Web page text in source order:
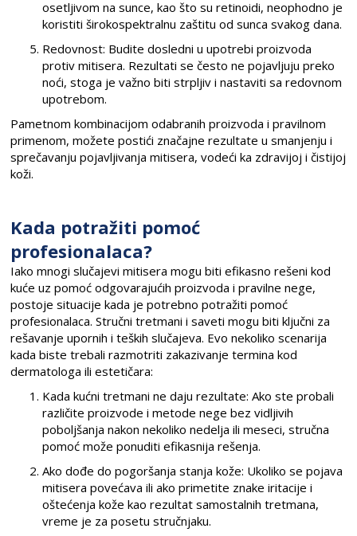
osetljivom na sunce, kao što su retinoidi, neophodno je
koristiti širokospektralnu zaštitu od sunca svakog dana.
Redovnost: Budite dosledni u upotrebi proizvoda
protiv mitisera. Rezultati se često ne pojavljuju preko
noći, stoga je važno biti strpljiv i nastaviti sa redovnom
upotrebom.
Pametnom kombinacijom odabranih proizvoda i pravilnom
primenom, možete postići značajne rezultate u smanjenju i
sprečavanju pojavljivanja mitisera, vodeći ka zdravijoj i čistijoj
koži.
Kada potražiti pomoć
profesionalaca?
Iako mnogi slučajevi mitisera mogu biti efikasno rešeni kod
kuće uz pomoć odgovarajućih proizvoda i pravilne nege,
postoje situacije kada je potrebno potražiti pomoć
profesionalaca. Stručni tretmani i saveti mogu biti ključni za
rešavanje upornih i teških slučajeva. Evo nekoliko scenarija
kada biste trebali razmotriti zakazivanje termina kod
dermatologa ili estetičara:
Kada kućni tretmani ne daju rezultate: Ako ste probali
različite proizvode i metode nege bez vidljivih
poboljšanja nakon nekoliko nedelja ili meseci, stručna
pomoć može ponuditi efikasnija rešenja.
Ako dođe do pogoršanja stanja kože: Ukoliko se pojava
mitisera povećava ili ako primetite znake iritacije i
oštećenja kože kao rezultat samostalnih tretmana,
vreme je za posetu stručnjaku.